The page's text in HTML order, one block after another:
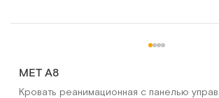
MET A8
Кровать реанимационная с панелью